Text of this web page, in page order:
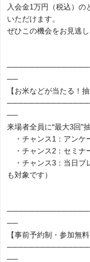
入会金1万円（税込）の
いただけます。
ぜひこの機会をお見逃し
──
【お米などが当たる！
──
来場者全員に“最大3回”
・チャンス1：アンケ
・チャンス2：セミナ
・チャンス3：当日プ
も対象です）
──
【事前予約制・参加無
──